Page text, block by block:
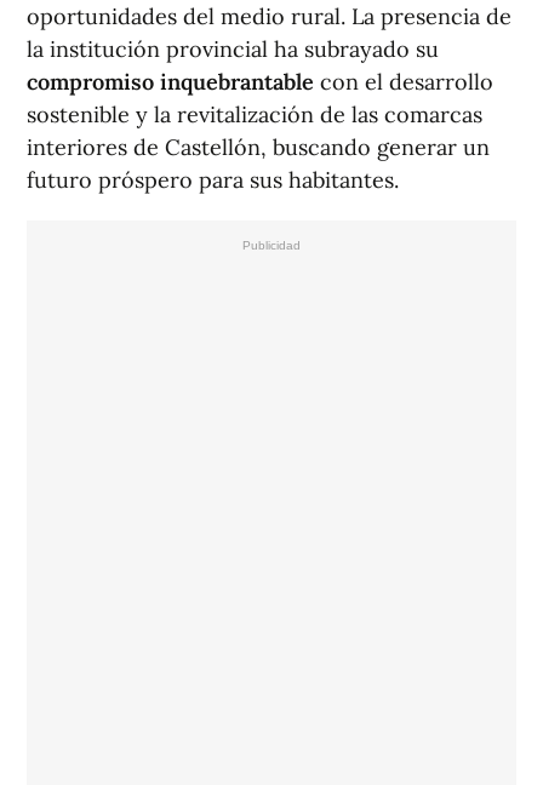
oportunidades del medio rural. La presencia de
la institución provincial ha subrayado su
compromiso inquebrantable con el desarrollo
sostenible y la revitalización de las comarcas
interiores de Castellón, buscando generar un
futuro próspero para sus habitantes.